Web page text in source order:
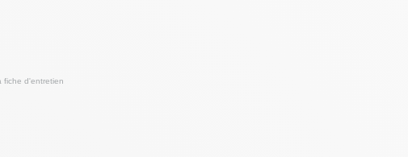
fiche d'entretien